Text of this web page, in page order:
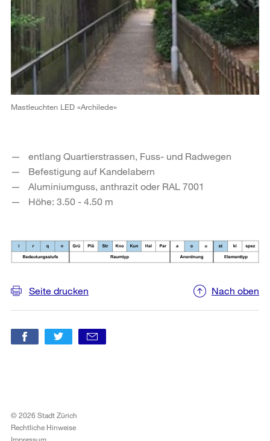
Mastleuchten LED «Archilede»
entlang Quartierstrassen, Fuss- und Radwegen
Befestigung auf Kandelabern
Aluminiumguss, anthrazit oder RAL 7001
Höhe: 3.50 - 4.50 m
Seite drucken Nach oben
© 2026 Stadt Zürich
Rechtliche Hinweise